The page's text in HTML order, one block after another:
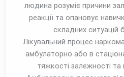
людина розуміє причини
реакції та опановує
складних ситуацій
Лікувальний процес
амбулаторно або в
тяжкості залежності та